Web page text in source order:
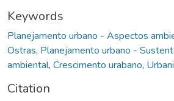
Keywords
Planejamento urbano - Aspectos
Ostras, Planejamento urbano -
ambiental, Crescimento urabano,
Citation